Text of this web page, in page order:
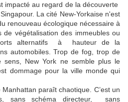
impacté au regard de la découverte
La cité New-Yorkaise n'est
renouveau écologique nécessaire à
végétalisation des immeubles ou
alternatifs à hauteur de la
automobiles. Trop de fog, trop de
New York ne semble plus le
dommage pour la ville monde qui
paraît chaotique. C’est un
sans schéma directeur, sans